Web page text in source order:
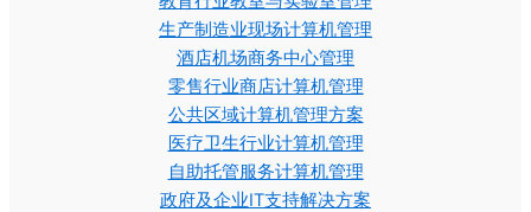
生产制造业现场计算机管理
酒店机场商务中心管理
零售行业商店计算机管理
公共区域计算机管理方案
医疗卫生行业计算机管理
自助托管服务计算机管理
政府及企业IT支持解决方案